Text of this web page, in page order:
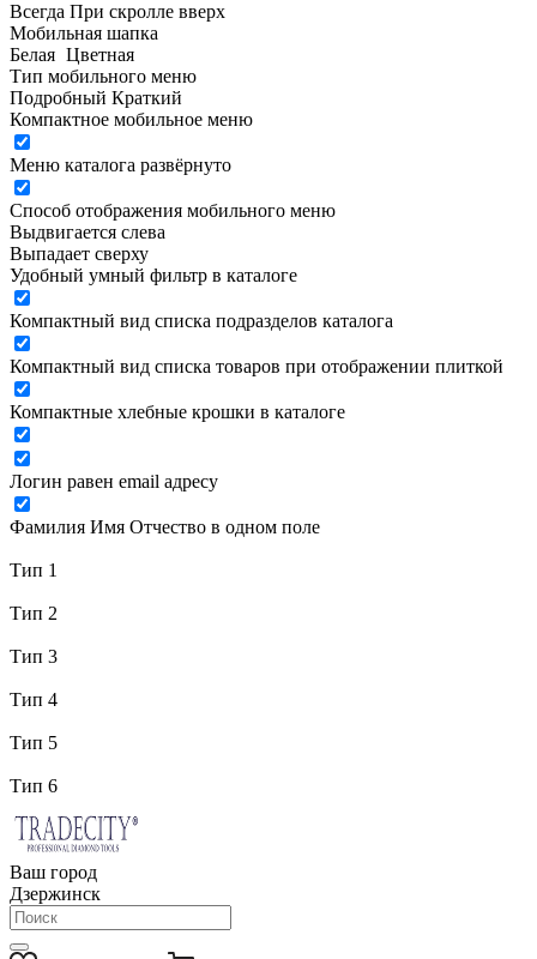
Всегда При скролле вверх
Мобильная шапка
Белая Цветная
Тип мобильного меню
Подробный Краткий
Компактное мобильное меню
Меню каталога развёрнуто
Способ отображения мобильного меню
Выдвигается слева
Выпадает сверху
Удобный умный фильтр в каталоге
Компактный вид списка подразделов каталога
Компактный вид списка товаров при отображении плиткой
Компактные хлебные крошки в каталоге
Логин равен email адресу
Фамилия Имя Отчество в одном поле
Тип 1
Тип 2
Тип 3
Тип 4
Тип 5
Тип 6
Ваш город
Дзержинск